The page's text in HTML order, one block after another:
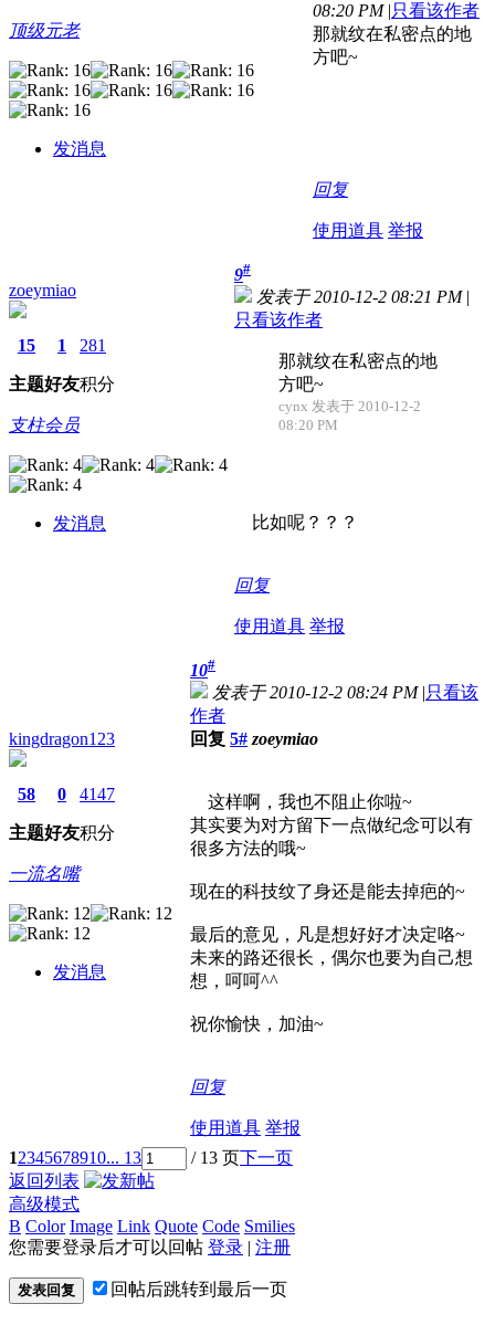
顶级元老
发消息
08:20 PM |只看该作者
那就纹在私密点的地
方吧~
回复
使用道具 举报
zoeymiao
15
主题
1
好友
281
积分
支柱会员
发消息
9#
发表于 2010-12-2 08:21 PM |
只看该作者
那就纹在私密点的地
方吧~
cynx 发表于 2010-12-2
08:20 PM
比如呢？？？
回复
使用道具 举报
kingdragon123
58
主题
0
好友
4147
积分
一流名嘴
发消息
10#
发表于 2010-12-2 08:24 PM |只看该
作者
回复 5# zoeymiao
这样啊，我也不阻止你啦~
其实要为对方留下一点做纪念可以有
很多方法的哦~
现在的科技纹了身还是能去掉疤的~
最后的意见，凡是想好好才决定咯~
未来的路还很长，偶尔也要为自己想
想，呵呵^^
祝你愉快，加油~
回复
使用道具 举报
12345678910... 13 / 13 页下一页
返回列表
高级模式
B Color Image Link Quote Code Smilies
您需要登录后才可以回帖 登录 | 注册
发表回复 回帖后跳转到最后一页